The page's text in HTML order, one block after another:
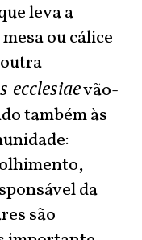
leva a
ou cálice
ecclesiaevão-
também às
da
são